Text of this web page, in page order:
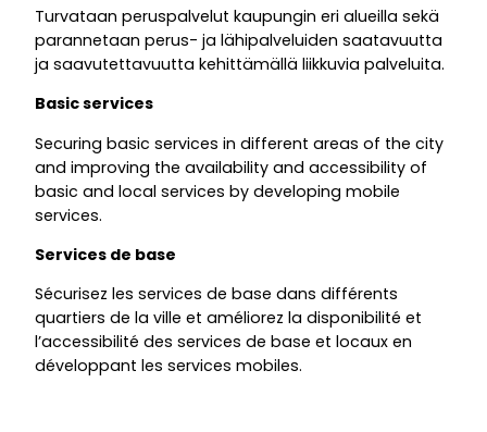
Turvataan peruspalvelut kaupungin eri alueilla sekä
parannetaan perus- ja lähipalveluiden saatavuutta
ja saavutettavuutta kehittämällä liikkuvia palveluita.
Basic services
Securing basic services in different areas of the city
and improving the availability and accessibility of
basic and local services by developing mobile
services.
Services de base
Sécurisez les services de base dans différents
quartiers de la ville et améliorez la disponibilité et
l’accessibilité des services de base et locaux en
développant les services mobiles.